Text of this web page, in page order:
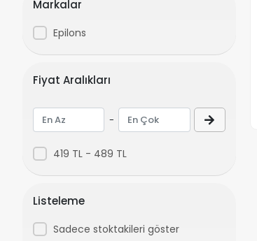
Bayan Takım
Bayan Crop Top
Bayan Tayt
Bayan Etek
Bayan Tulum
Bayan Alt Üst Takım
Bayan Ceket
Bayan Hırka
Markalar
Epilons
Fiyat Aralıkları
-
419 TL - 489 TL
Listeleme
Sadece stoktakileri göster